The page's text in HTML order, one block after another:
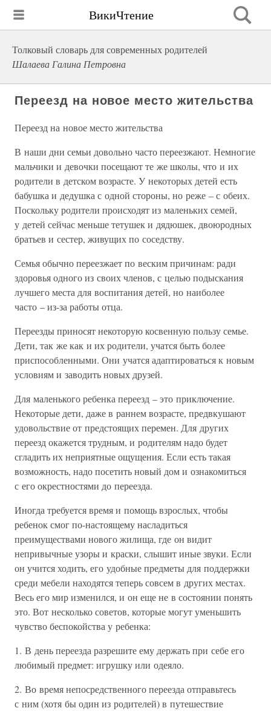
ВикиЧтение
Толковый словарь для современных родителей
Шалаева Галина Петровна
Переезд на новое место жительства
Переезд на новое место жительства
В наши дни семьи довольно часто переезжают. Немногие
мальчики и девочки посещают те же школы, что и их
родители в детском возрасте. У некоторых детей есть
бабушка и дедушка с одной стороны, но реже – с обеих.
Поскольку родители происходят из маленьких семей,
у детей сейчас меньше тетушек и дядюшек, двоюродных
братьев и сестер, живущих по соседству.
Семья обычно переезжает по веским причинам: ради
здоровья одного из своих членов, с целью подыскания
лучшего места для воспитания детей, но наиболее
часто – из-за работы отца.
Переезды приносят некоторую косвенную пользу семье.
Дети, так же как и их родители, учатся быть более
приспособленными. Они учатся адаптироваться к новым
условиям и заводить новых друзей.
Для маленького ребенка переезд – это приключение.
Некоторые дети, даже в раннем возрасте, предвкушают
удовольствие от предстоящих перемен. Для других
переезд окажется трудным, и родителям надо будет
сгладить их неприятные ощущения. Если есть такая
возможность, надо посетить новый дом и ознакомиться
с его окрестностями до переезда.
Иногда требуется время и помощь взрослых, чтобы
ребенок смог по-настоящему насладиться
преимуществами нового жилища, где он видит
непривычные узоры и краски, слышит иные звуки. Если
он учится ходить, его удобные предметы для поддержки
среди мебели находятся теперь совсем в других местах.
Весь его мир изменился, и он еще не в состоянии понять
это. Вот несколько советов, которые могут уменьшить
чувство беспокойства у ребенка:
1. В день переезда разрешите ему держать при себе его
любимый предмет: игрушку или одеяло.
2. Во время непосредственного переезда отправьтесь
с ним (хотя бы один из родителей) в путешествие